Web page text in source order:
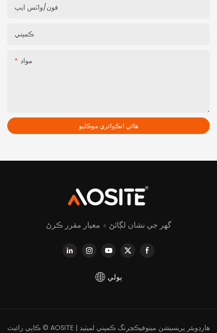
فون/واٽس ايپ
ڪمپني
مواد
هاڻي انڪوائري موڪليو
گھر جي نشان لڳائڻ ۾ معيار مقرر ڪرڻ
ٻولي
ڪاپي رائيٽ © AOSITE هارڊويئر پريسيشن مينوفيڪچرنگ ڪمپني لميٽيڊ |